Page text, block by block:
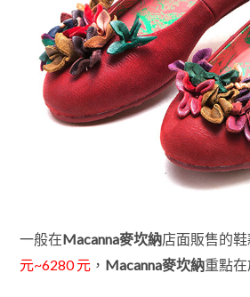
一般在Macanna麥坎納店面販售的
元~6280 元 ， Macanna麥坎納重點